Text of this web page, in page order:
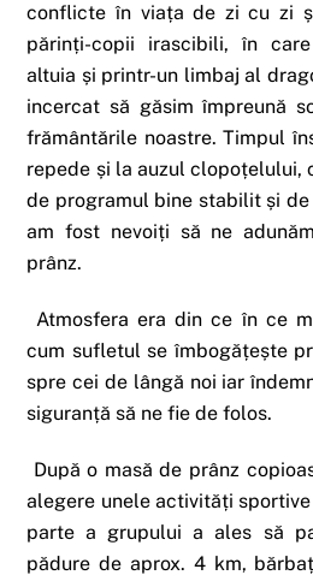
conflicte în viața de zi cu zi
părinți-copii irascibili, în
altuia și printr-un limbaj al
incercat să găsim împreună
frământările noastre. Timpul
repede și la auzul clopoțelului,
de programul bine stabilit și
am fost nevoiți să ne
prânz.
Atmosfera era din ce în ce
cum sufletul se îmbogățește
spre cei de lângă noi iar
siguranță să ne fie de folos.
După o masă de prânz
alegere unele activități
parte a grupului a ales să
pădure de aprox. 4 km,